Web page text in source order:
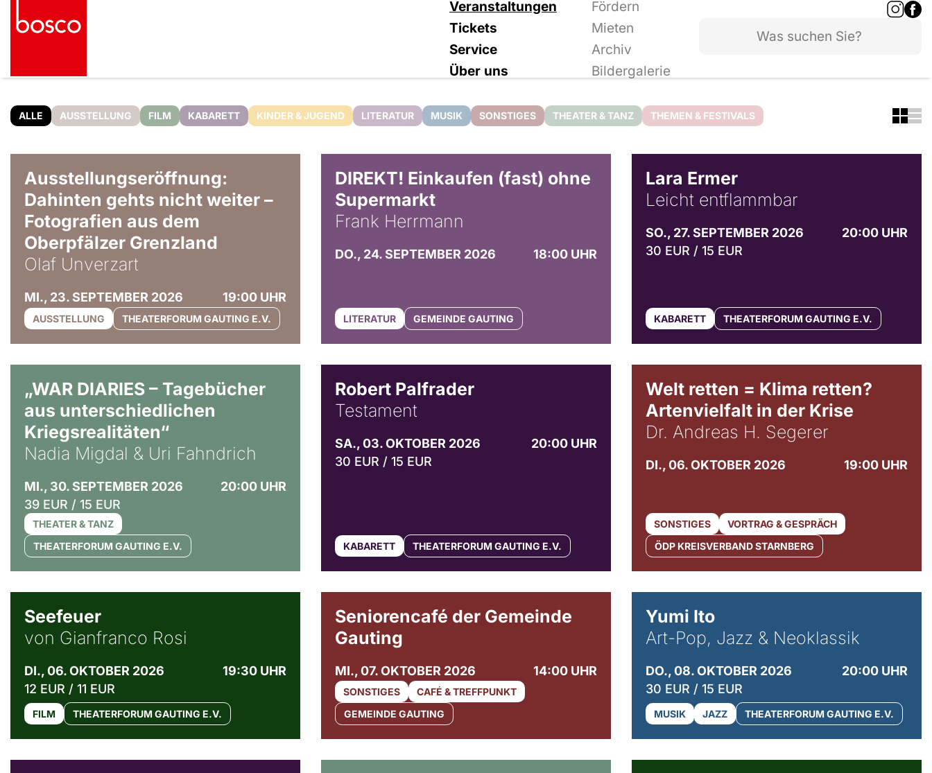
Veranstaltungen
Fördern
Tickets
Mieten
Service
Archiv
Über uns
Bildergalerie
ALLE AUSSTELLUNG FILM KABARETT KINDER & JUGEND LITERATUR MUSIK SONSTIGES THEATER & TANZ THEMEN & FESTIVALS
Ausstellungseröffnung:
Dahinten gehts nicht weiter –
Fotografien aus dem
Oberpfälzer Grenzland
Olaf Unverzart
MI., 23. SEPTEMBER 2026 19:00 UHR
AUSSTELLUNG THEATERFORUM GAUTING E.V.
DIREKT! Einkaufen (fast) ohne
Supermarkt
Frank Herrmann
DO., 24. SEPTEMBER 2026 18:00 UHR
LITERATUR GEMEINDE GAUTING
Lara Ermer
Leicht entflammbar
SO., 27. SEPTEMBER 2026
20:00 UHR
30 EUR / 15 EUR
KABARETT THEATERFORUM GAUTING E.V.
„WAR DIARIES – Tagebücher
aus unterschiedlichen
Kriegsrealitäten“
Nadia Migdal & Uri Fahndrich
MI., 30. SEPTEMBER 2026
20:00 UHR
39 EUR / 15 EUR
THEATER & TANZ
THEATERFORUM GAUTING E.V.
Robert Palfrader
Testament
SA., 03. OKTOBER 2026
20:00 UHR
30 EUR / 15 EUR
KABARETT THEATERFORUM GAUTING E.V.
Welt retten = Klima retten?
Artenvielfalt in der Krise
Dr. Andreas H. Segerer
DI., 06. OKTOBER 2026 19:00 UHR
SONSTIGES
VORTRAG & GESPRÄCH
ÖDP KREISVERBAND STARNBERG
Seefeuer
von Gianfranco Rosi
DI., 06. OKTOBER 2026
19:30 UHR
12 EUR / 11 EUR
FILM THEATERFORUM GAUTING E.V.
Seniorencafé der Gemeinde
Gauting
MI., 07. OKTOBER 2026 14:00 UHR
SONSTIGES
CAFÉ & TREFFPUNKT
GEMEINDE GAUTING
Yumi Ito
Art-Pop, Jazz & Neoklassik
DO., 08. OKTOBER 2026
20:00 UHR
30 EUR / 15 EUR
MUSIK JAZZ THEATERFORUM GAUTING E.V.